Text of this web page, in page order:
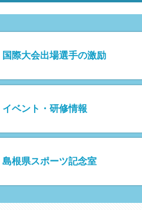
国際大会出場選手の激励
イベント・研修情報
島根県スポーツ記念室